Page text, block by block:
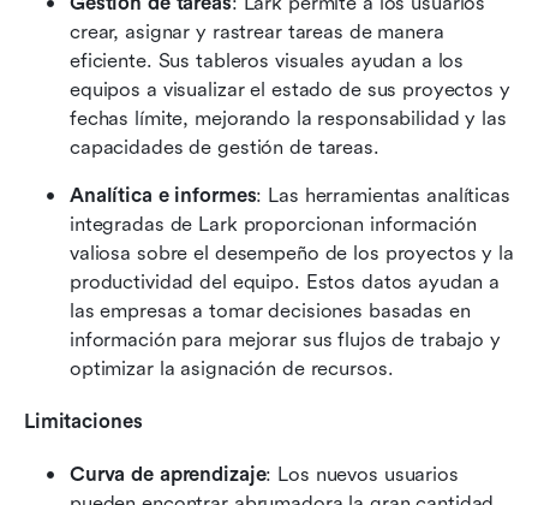
crear, asignar y rastrear tareas de manera
eficiente. Sus tableros visuales ayudan a los
equipos a visualizar el estado de sus proyectos y
fechas límite, mejorando la responsabilidad y las
capacidades de gestión de tareas.
Analítica e informes: Las herramientas analíticas
integradas de Lark proporcionan información
valiosa sobre el desempeño de los proyectos y la
productividad del equipo. Estos datos ayudan a
las empresas a tomar decisiones basadas en
información para mejorar sus flujos de trabajo y
optimizar la asignación de recursos.
Limitaciones
Curva de aprendizaje: Los nuevos usuarios